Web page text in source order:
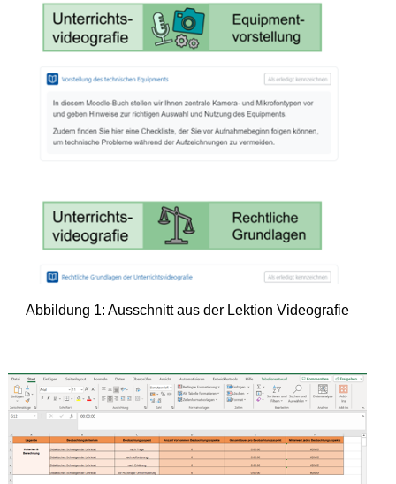
Abbildung 1: Ausschnitt aus der Lektion Videografie